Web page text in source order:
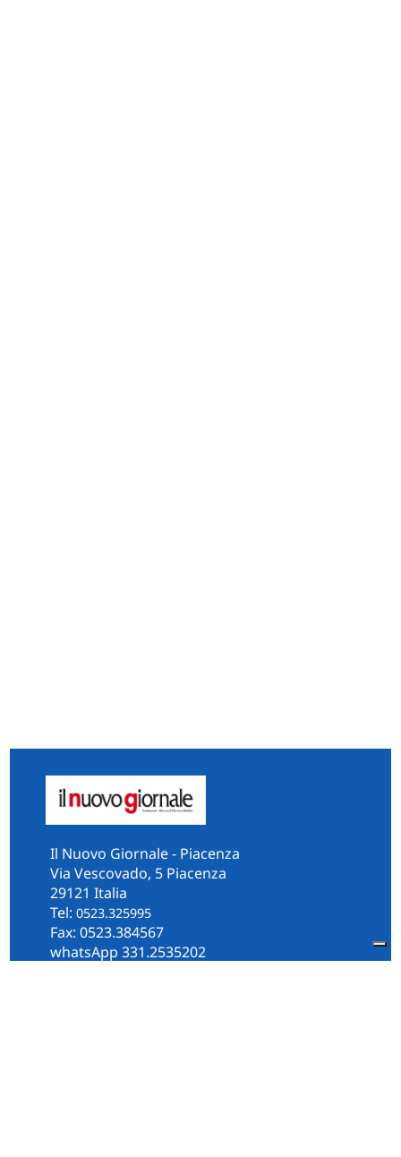
Il Nuovo Giornale - Piacenza
Via Vescovado, 5 Piacenza
29121 Italia
Tel: 0523.325995
Fax: 0523.384567
whatsApp 331.2535202